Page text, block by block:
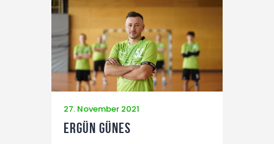
27. November 2021
Ergün Günes